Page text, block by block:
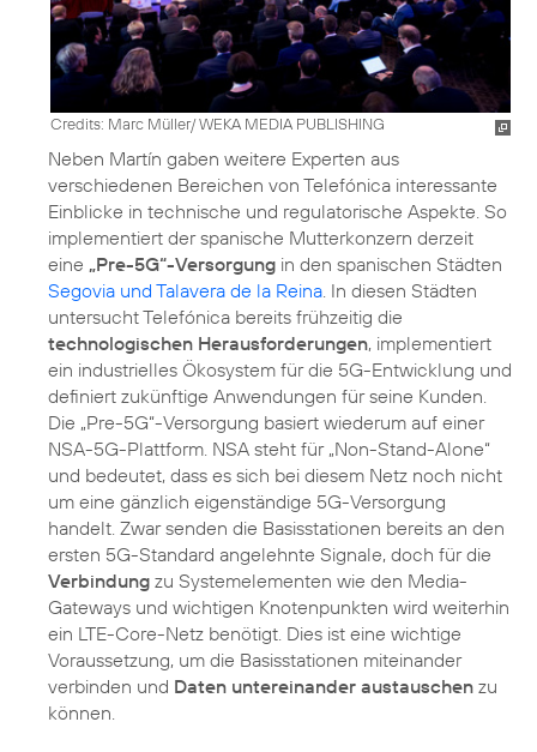
Credits: Marc Müller/ WEKA MEDIA PUBLISHING
Neben Martín gaben weitere Experten aus
verschiedenen Bereichen von Telefónica interessante
Einblicke in technische und regulatorische Aspekte. So
implementiert der spanische Mutterkonzern derzeit
eine „Pre-5G“-Versorgung in den spanischen Städten
Segovia und Talavera de la Reina. In diesen Städten
untersucht Telefónica bereits frühzeitig die
technologischen Herausforderungen, implementiert
ein industrielles Ökosystem für die 5G-Entwicklung und
definiert zukünftige Anwendungen für seine Kunden.
Die „Pre-5G“-Versorgung basiert wiederum auf einer
NSA-5G-Plattform. NSA steht für „Non-Stand-Alone“
und bedeutet, dass es sich bei diesem Netz noch nicht
um eine gänzlich eigenständige 5G-Versorgung
handelt. Zwar senden die Basisstationen bereits an den
ersten 5G-Standard angelehnte Signale, doch für die
Verbindung zu Systemelementen wie den Media-
Gateways und wichtigen Knotenpunkten wird weiterhin
ein LTE-Core-Netz benötigt. Dies ist eine wichtige
Voraussetzung, um die Basisstationen miteinander
verbinden und Daten untereinander austauschen zu
können.